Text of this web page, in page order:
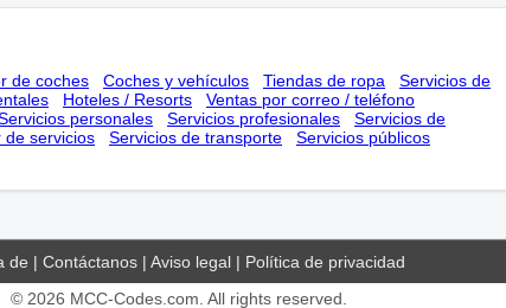
de coches Coches y vehículos Tiendas de ropa
Servicios de
Hoteles / Resorts
Ventas por correo / teléfono
personales Servicios profesionales
Servicios de
de servicios Servicios de transporte
Servicios públicos
de | Contáctanos | Aviso legal | Política de privacidad
© 2026 MCC-Codes.com . All rights reserved.